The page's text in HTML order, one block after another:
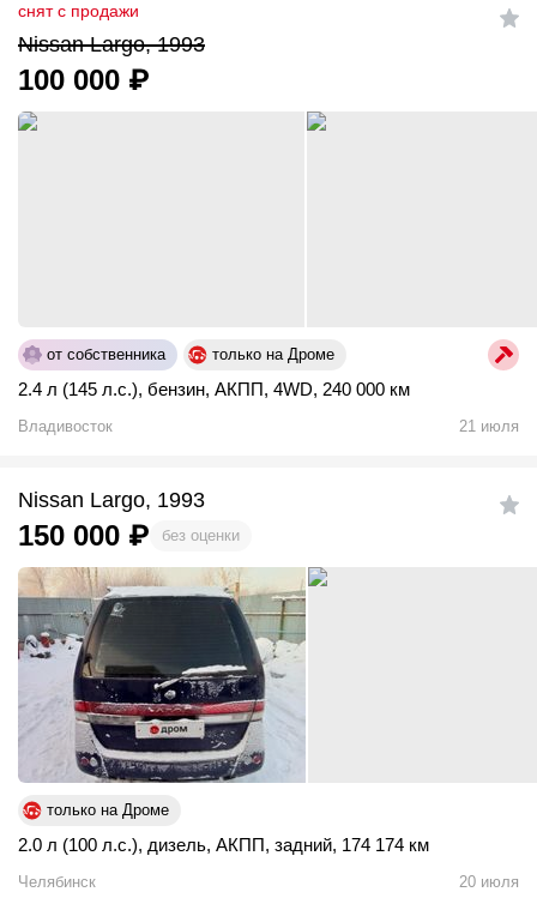
снят с продажи
Nissan Largo, 1993
100 000 ₽
от собственника только на Дроме
2.4 л (145 л.с.), бензин, АКПП, 4WD, 240 000 км
Владивосток 21 июля
Nissan Largo, 1993
150 000 ₽ без оценки
только на Дроме
2.0 л (100 л.с.), дизель, АКПП, задний, 174 174 км
Челябинск 20 июля